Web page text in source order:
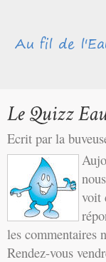
Ecrit par la
voit
les commentaires
Rendez-vous